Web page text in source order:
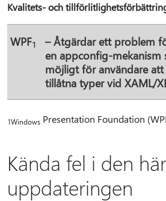
Kvalitets- och
WPF1
– Åtgärdar ett problem
en appconfig-
möjligt för användare
tillåtna typer vid XAML/
1Windows Presentation Foundation
Kända fel i den här
uppdateringen